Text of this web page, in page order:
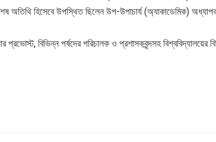
অতিথি হিসেবে উপস্থিত ছিলেন উপ-উপাচার্য (অ্যাকাডেমিক)
বিভিন্ন পর্ষদের পরিচালক ও প্রশাসকবৃন্দসহ বিশ্ববিদ্যালয়ের